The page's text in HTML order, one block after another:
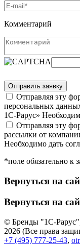
Комментарий
Отправляя эту
персональных
1С-Рарус»
Отправляя эту
рассылки от
Необходимо дать
*поле обязательно к
Вернуться на
Вернуться на
© Бренды "1С-
2026 (Все права
+7 (495) 777-25-43,